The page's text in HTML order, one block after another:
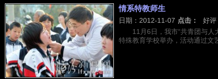
情系特教师生
日期：2012-11-07 点击：
好评
11月6日，我市“共青团与
特殊教育学校举办，活动通过文